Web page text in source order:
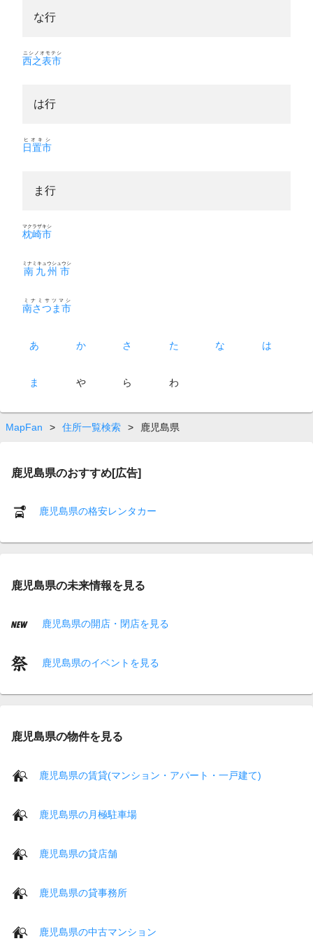
な行
西之表市
ニシノオモテシ
は行
日置市
ヒオキシ
ま行
枕崎市
マクラザキシ
南九州市
ミナミキュウシュウシ
南さつま市
ミナミサツマシ
あ か さ た な は
ま や ら わ
MapFan > 住所一覧検索 > 鹿児島県
鹿児島県のおすすめ[広告]
鹿児島県の格安レンタカー
鹿児島県の未来情報を見る
鹿児島県の開店・閉店を見る
鹿児島県のイベントを見る
鹿児島県の物件を見る
鹿児島県の賃貸(マンション・アパート・一戸建て)
鹿児島県の月極駐車場
鹿児島県の貸店舗
鹿児島県の貸事務所
鹿児島県の中古マンション